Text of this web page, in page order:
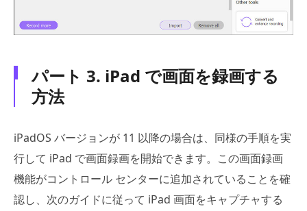
パート 3. iPad で画面を録画する
方法
iPadOS バージョンが 11 以降の場合は、同様の手順を実
行して iPad で画面録画を開始できます。この画面録画
機能がコントロール センターに追加されていることを確
認し、次のガイドに従って iPad 画面をキャプチャする